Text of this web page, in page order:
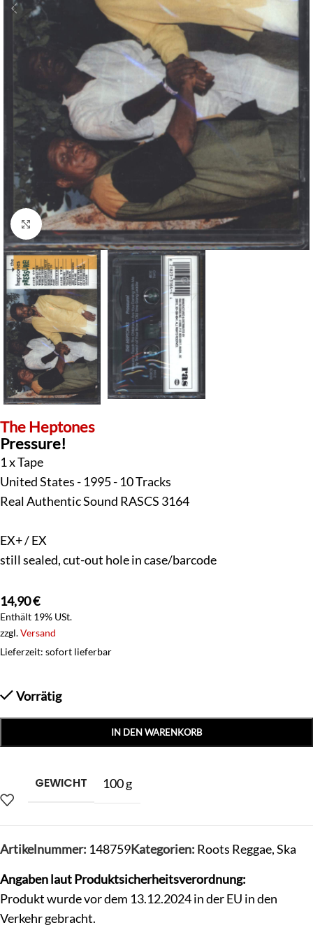
Klick zum Vergrößern
The Heptones
Pressure!
1 x Tape
United States - 1995 - 10 Tracks
Real Authentic Sound RASCS 3164
EX+ / EX
still sealed, cut-out hole in case/barcode
14,90€
Enthält 19% USt.
zzgl.Versand
Lieferzeit: sofort lieferbar
Vorrätig
IN DEN WARENKORB
GEWICHT 100 g
Artikelnummer: 148759Kategorien: Roots Reggae,Ska
Angaben laut Produktsicherheitsverordnung:
Produkt wurde vor dem 13.12.2024 in der EU in den
Verkehr gebracht.